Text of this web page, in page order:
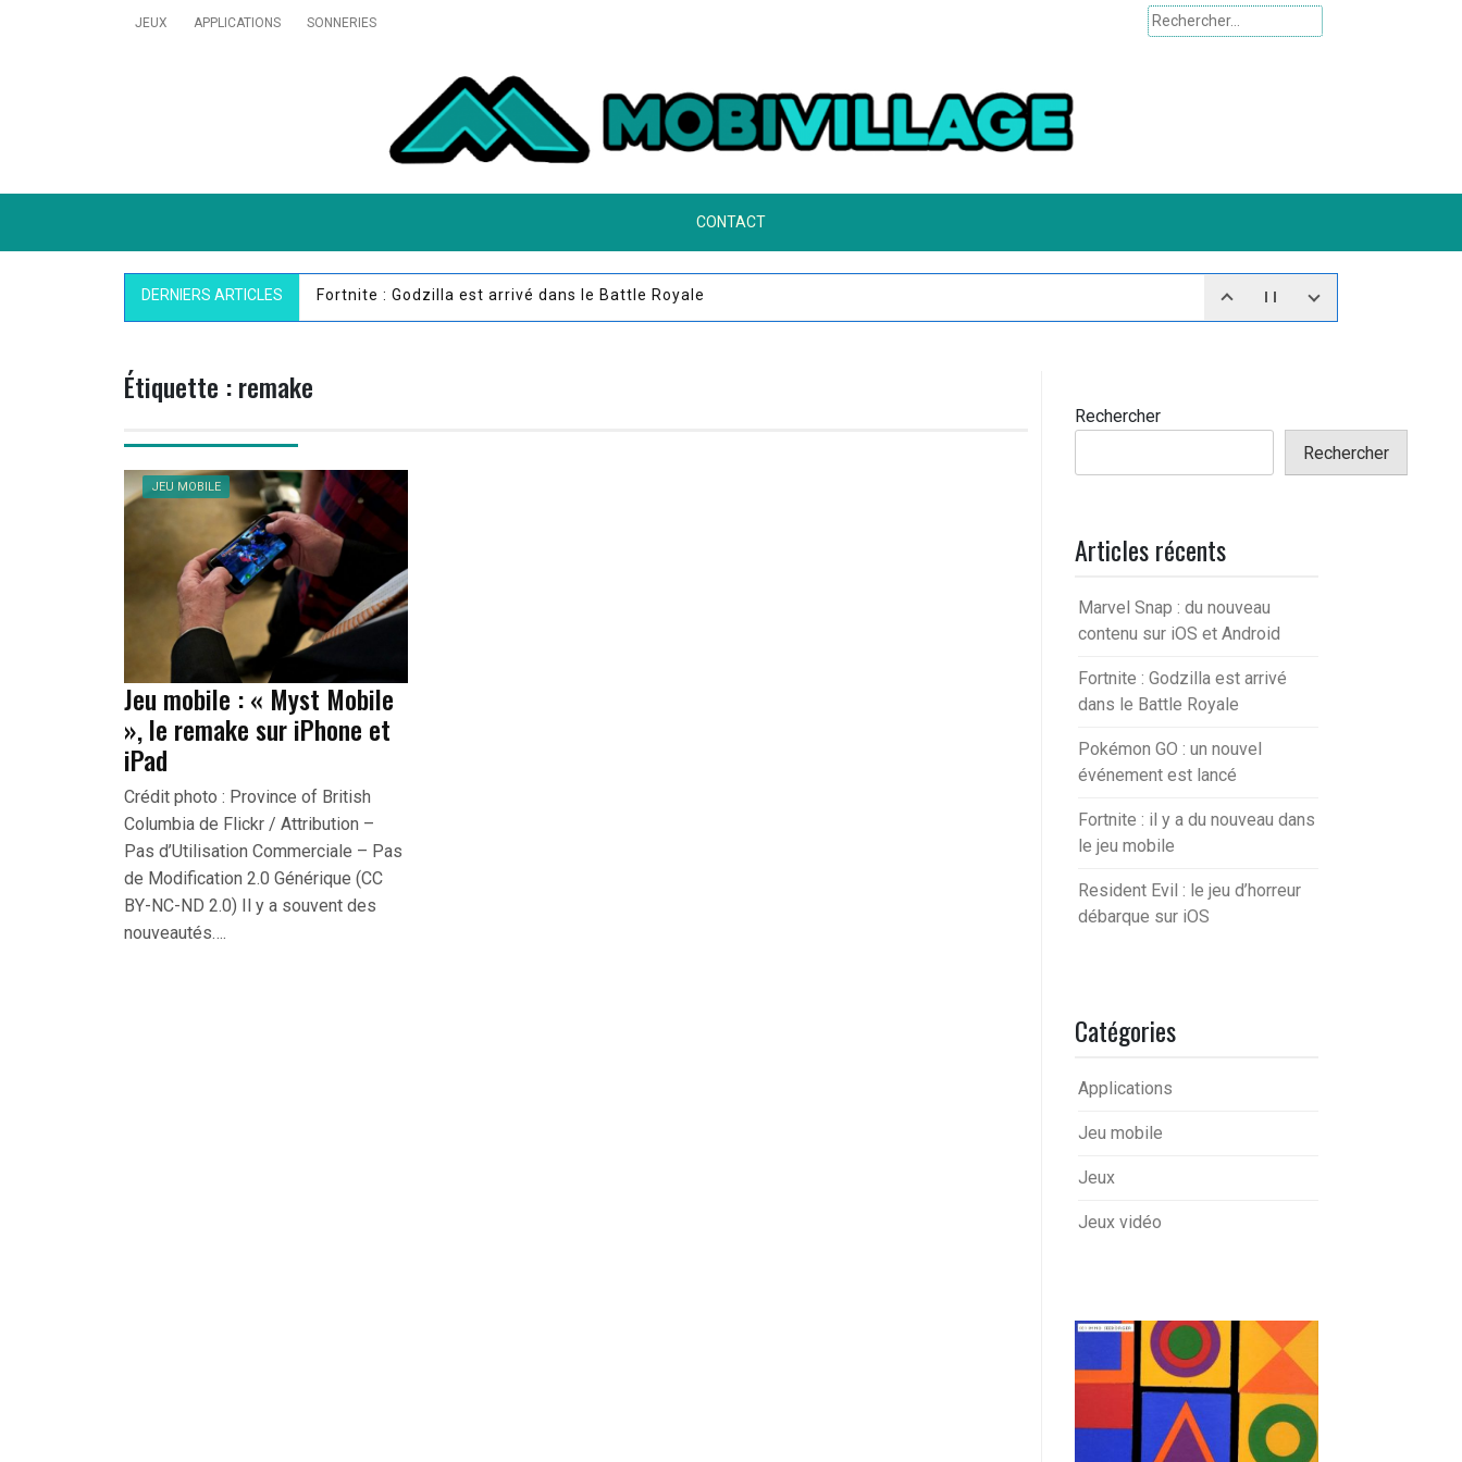
JEUX APPLICATIONS SONNERIES Rechercher :
MobiVillage CONTACT
DERNIERS ARTICLES Fortnite : Godzilla est arrivé dans le Battle Royale
Étiquette :remake
JEU MOBILE
Jeu mobile : « Myst Mobile
», le remake sur iPhone et
iPad
Crédit photo : Province of British
Columbia de Flickr / Attribution –
Pas d’Utilisation Commerciale – Pas
de Modification 2.0 Générique (CC
BY-NC-ND 2.0) Il y a souvent des
nouveautés….
Rechercher
Rechercher
Articles récents
Marvel Snap : du nouveau
contenu sur iOS et Android
Fortnite : Godzilla est arrivé
dans le Battle Royale
Pokémon GO : un nouvel
événement est lancé
Fortnite : il y a du nouveau dans
le jeu mobile
Resident Evil : le jeu d’horreur
débarque sur iOS
Catégories
Applications
Jeu mobile
Jeux
Jeux vidéo